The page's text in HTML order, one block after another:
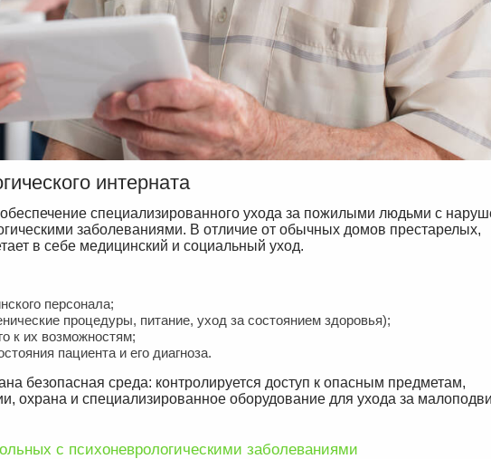
интерната
специализированного ухода за пожилыми людьми с
заболеваниями. В отличие от обычных домов престарелых,
в себе медицинский и социальный уход.
персонала;
процедуры, питание, уход за состоянием здоровья);
к их возможностям;
пациента и его диагноза.
безопасная среда: контролируется доступ к опасным предметам,
охрана и специализированное оборудование для ухода за
с психоневрологическими заболеваниями